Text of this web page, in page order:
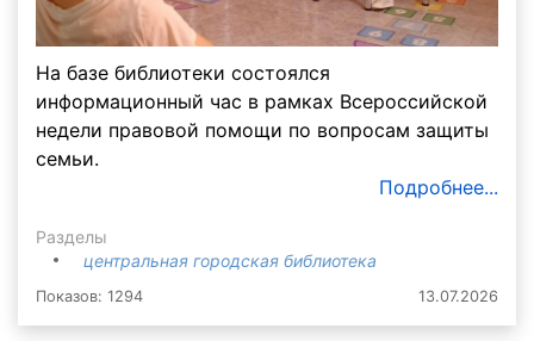
На базе библиотеки состоялся
информационный час в рамках Всероссийской
недели правовой помощи по вопросам защиты
семьи.
Подробнее...
Разделы
центральная городская библиотека
Показов: 1294 13.07.2026